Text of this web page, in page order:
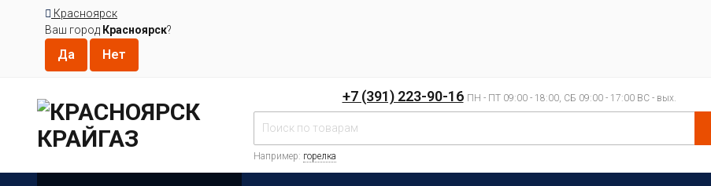
Красноярск
Ваш город Красноярск?
+7 (391) 223-90-16 ПН - ПТ 09:00 - 18:00, СБ 09:00 - 17:00 ВС - вых.
Например: горелка